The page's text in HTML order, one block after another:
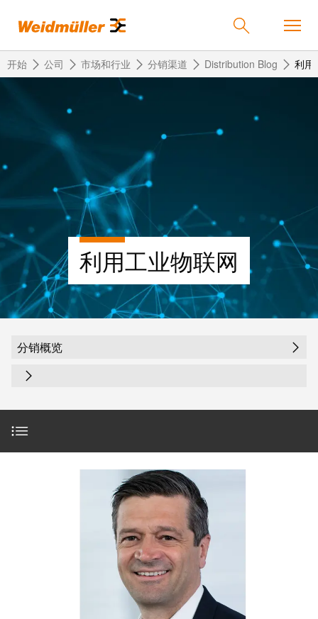
回
产
联
接
技
术
接
线
端
插
PCB
解决方案
回
解
方
案
联
接
技
术
SNAP
PUSH
服务
回
服
定
制
化
产
品
装
配
整
公司
回
公
我
们
的
公
司
公
司
我
的
魏德米勒在中国
回
魏
米
勒
在
中
国
中
国
公
麒麟全家福
麒麟端子
开始 公司 市场和行业 分销渠道 Distribution Blog 利用
利用工业物联网
分销概览
谈谈数据
专注于“如何实现”